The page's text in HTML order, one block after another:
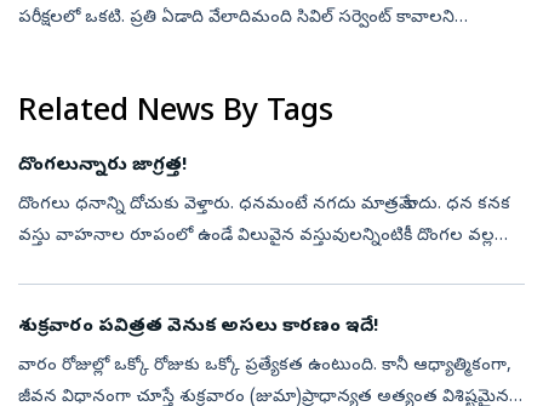
పరీక్షలలో ఒకటి. ప్రతి ఏడాది వేలాదిమంది సివిల్‌ సర్వెంట్‌ కావాలని
Related News By Tags
దొంగలున్నారు జాగ్రత్త!
దొంగలు ధనాన్ని దోచుకు వెళ్తారు. ధనమంటే నగదు మాత్రమే కాదు. ధన కనక
వస్తు వాహనాల రూపంలో ఉండే విలువైన వస్తువులన్నింటికీ దొంగల వల్ల
శుక్రవారం పవిత్రత వెనుక అసలు కారణం ఇదే!
వారం రోజుల్లో ఒక్కో రోజుకు ఒక్కో ప్రత్యేకత ఉంటుంది. కానీ ఆధ్యాత్మికంగా,
జీవన విధానంగా చూస్తే శుక్రవారం (జుమా)ప్రాధాన్యత అత్యంత విశిష్టమైనది.